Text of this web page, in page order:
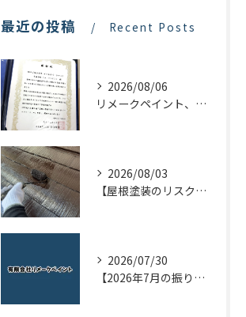
最近の投稿 Recent Posts
2026/08/06
リメークペイント、感謝状を頂く！
2026/08/03
【屋根塗装のリスクを下げる！】屋根の点検はドローンで！
2026/07/30
【2026年7月の振り返り】リメークペイントブログまとめ